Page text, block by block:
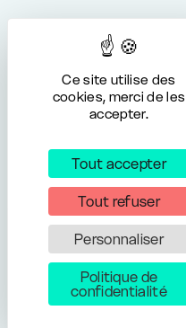
Ce site utilise des
cookies, merci de les
accepter.
Tout accepter
Tout refuser
Personnaliser
Politique de
confidentialité